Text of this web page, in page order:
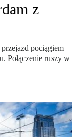
z
pociągiem
Połączenie ruszy w